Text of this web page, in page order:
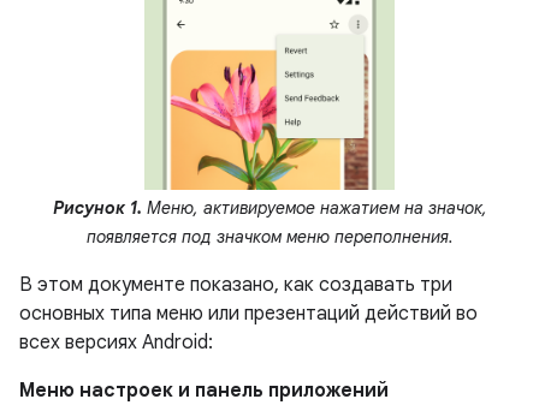
Рисунок 1. Меню, активируемое нажатием на значок,
появляется под значком меню переполнения.
В этом документе показано, как создавать три
основных типа меню или презентаций действий во
всех версиях Android:
Меню настроек и панель приложений